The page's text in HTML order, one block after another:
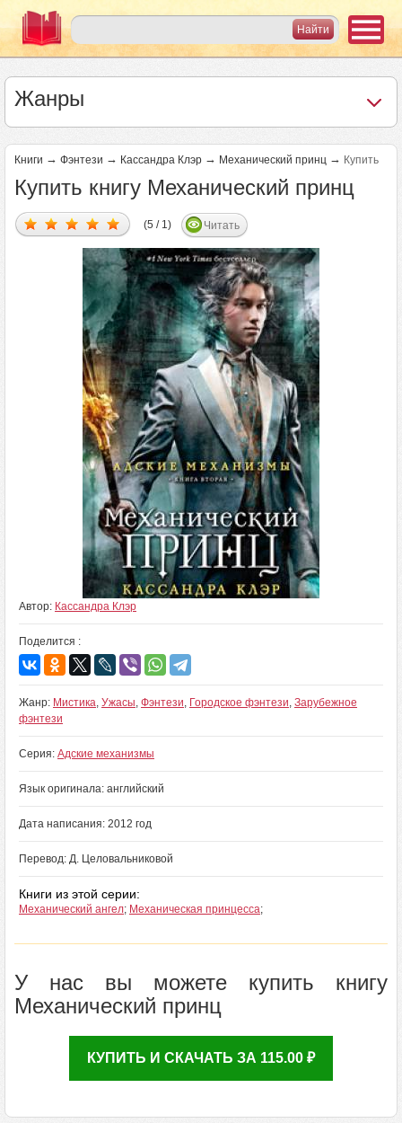
Жанры
Книги → Фэнтези → Кассандра Клэр → Механический принц → Купить
Купить книгу Механический принц
(5 / 1) Читать
Автор: Кассандра Клэр
Поделится :
Жанр: Мистика, Ужасы, Фэнтези, Городское фэнтези, Зарубежное
фэнтези
Серия: Адские механизмы
Язык оригинала: английский
Дата написания: 2012 год
Перевод: Д. Целовальниковой
Книги из этой серии:
Механический ангел; Механическая принцесса;
У нас вы можете купить книгу
Механический принц
КУПИТЬ И СКАЧАТЬ ЗА 115.00 ₽